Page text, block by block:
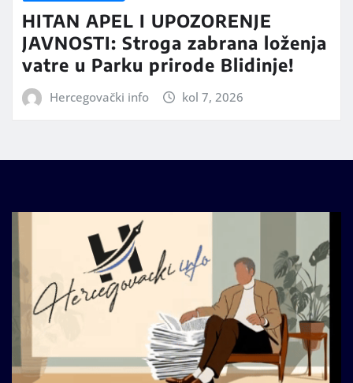
HITAN APEL I UPOZORENJE
JAVNOSTI: Stroga zabrana loženja
vatre u Parku prirode Blidinje!
Hercegovački info kol 7, 2026